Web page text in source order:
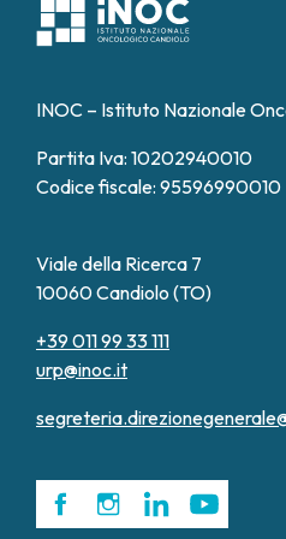
concrete per il
serenità, valorizzando
umana della cura.
INOC – Istituto Nazionale
Partita Iva: 10202940010
Codice fiscale: 95596990010
Viale della Ricerca 7
10060 Candiolo (TO)
+39 011 99 33 111
urp@inoc.it